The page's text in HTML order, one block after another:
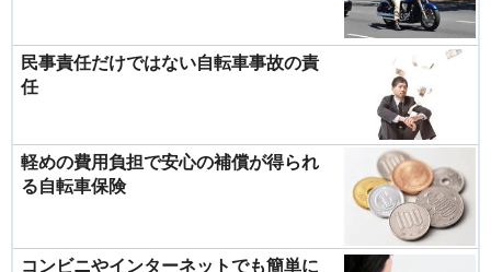
民事責任だけではない自転車事故の責
任
軽めの費用負担で安心の補償が得られ
る自転車保険
コンビニやインターネットでも簡単に